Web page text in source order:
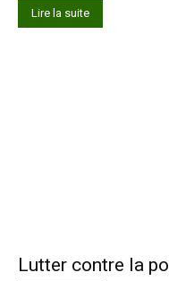
Lire la suite
Lutter contre la